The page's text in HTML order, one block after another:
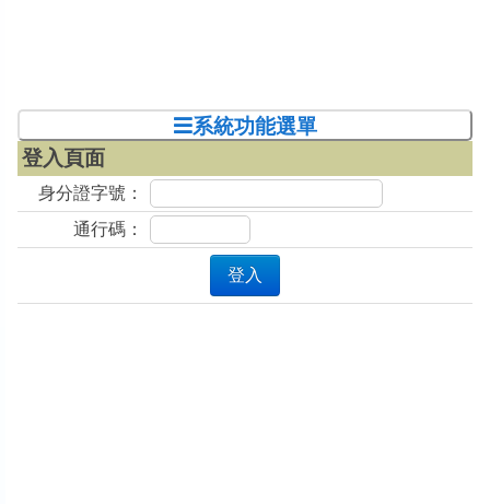
系統功能選單
登入頁面
身分證字號：
通行碼：